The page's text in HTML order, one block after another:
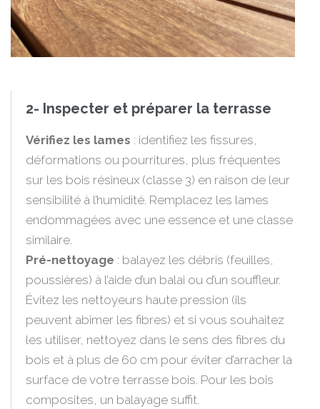
2- Inspecter et préparer la terrasse
Vérifiez les lames : identifiez les fissures,
déformations ou pourritures, plus fréquentes
sur les bois résineux (classe 3) en raison de leur
sensibilité à l’humidité. Remplacez les lames
endommagées avec une essence et une classe
similaire.
Pré-nettoyage : balayez les débris (feuilles,
poussières) à l’aide d’un balai ou d’un souffleur.
Évitez les nettoyeurs haute pression (ils
peuvent abîmer les fibres) et si vous souhaitez
les utiliser, nettoyez dans le sens des fibres du
bois et à plus de 60 cm pour éviter d’arracher la
surface de votre terrasse bois. Pour les bois
composites, un balayage suffit.